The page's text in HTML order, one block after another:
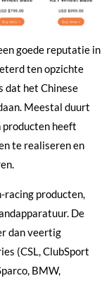
goede reputatie in
ten opzichte
dat het Chinese
Meestal duurt
heeft
te realiseren en
racing producten,
De
dan veertig
(CSL, ClubSport
BMW,